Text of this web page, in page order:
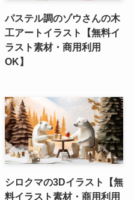
パステル調のゾウさんの木
工アートイラスト【無料イ
ラスト素材・商用利用
OK】
シロクマの3Dイラスト【無
料イラスト素材・商用利用